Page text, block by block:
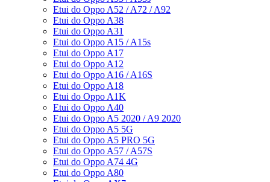
Etui do Oppo A52 / A72 / A92
Etui do Oppo A38
Etui do Oppo A31
Etui do Oppo A15 / A15s
Etui do Oppo A17
Etui do Oppo A12
Etui do Oppo A16 / A16S
Etui do Oppo A18
Etui do Oppo A1K
Etui do Oppo A40
Etui do Oppo A5 2020 / A9 2020
Etui do Oppo A5 5G
Etui do Oppo A5 PRO 5G
Etui do Oppo A57 / A57S
Etui do Oppo A74 4G
Etui do Oppo A80